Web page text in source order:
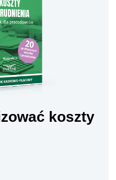
koszty